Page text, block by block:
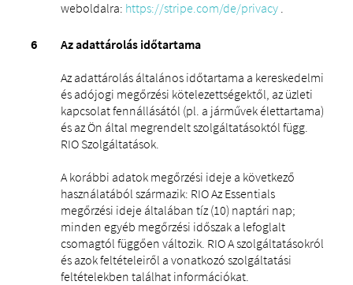
weboldalra: https://stripe.com/de/privacy.
Az adattárolás időtartama
Az adattárolás általános időtartama a kereskedelmi
és adójogi megőrzési kötelezettségektől, az üzleti
kapcsolat fennállásától (pl. a járművek élettartama)
és az Ön által megrendelt szolgáltatásoktól függ.
RIO Szolgáltatások.
A korábbi adatok megőrzési ideje a következő
használatából származik: RIO Az Essentials
megőrzési ideje általában tíz (10) naptári nap;
minden egyéb megőrzési időszak a lefoglalt
csomagtól függően változik. RIO A szolgáltatásokról
és azok feltételeiről a vonatkozó szolgáltatási
feltételekben találhat információkat.